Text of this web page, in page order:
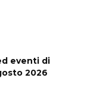
eventi di
2026